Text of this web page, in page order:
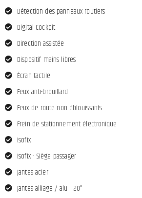
Détection des panneaux routiers
Digital Cockpit
Direction assistée
Dispositif mains libres
Écran tactile
Feux anti-brouillard
Feux de route non éblouissants
Frein de stationnement électronique
Isofix
Isofix - Siège passager
Jantes acier
Jantes alliage / alu - 20"